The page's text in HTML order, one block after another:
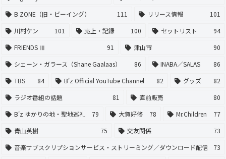
B ZONE（旧・ビーイング）
111 リリース情報
101
川村ケン
101 売上・記録 100 セットリスト
94
FRIENDS Ⅲ
91 津山市
90
シェーン・ガラース（Shane Gaalaas）
86 INABA／SALAS
86
TBS
84 B'z Official YouTube Channel 82 グッズ
82
ラジオ番組の話題
81 直前販売
80
B'z ゆかりの地・聖地巡礼
79 大賀好修 78 Mr.Children
77
青山英樹
75 交友関係
73
音楽サブスクリプションサービス・ストリーミング／ダウンロード配信
73